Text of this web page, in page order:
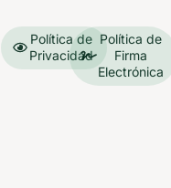
Política de
Privacidad
Política de
Firma
Electrónica